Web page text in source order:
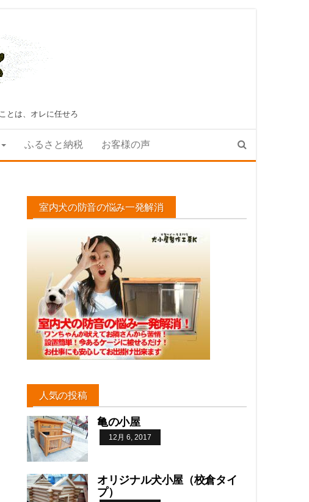
とは、オレに任せろ
ふるさと納税 お客様の声
室内犬の防音の悩み一発解消
人気の投稿
亀の小屋
12月 6, 2017
オリジナル犬小屋（校倉タイ
プ）